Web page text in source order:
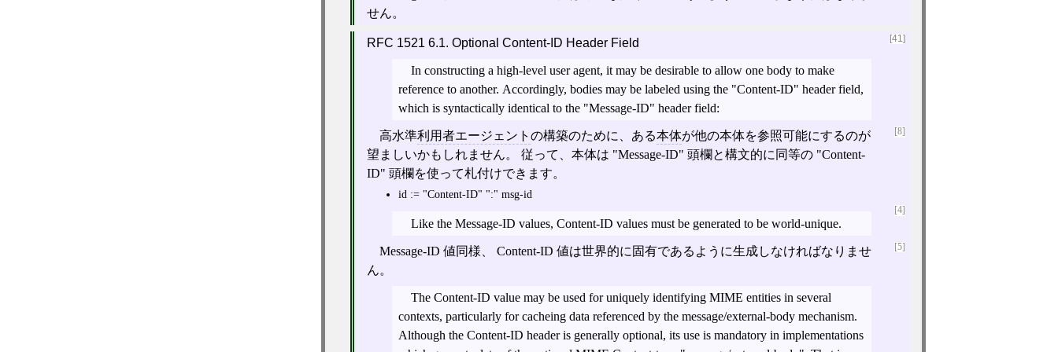
せん。
[41]
RFC 1521 6.1. Optional Content-ID Header Field
In constructing a high-level user agent, it may be desirable to allow one body to make
reference to another. Accordingly, bodies may be labeled using the "Content-ID" header field,
which is syntactically identical to the "Message-ID" header field:
[8]
高水準利用者エージェント の構築のために、ある本体が他の本体を参照可能にするのが
望ましいかもしれません。 従って、本体は "Message-ID" 頭欄と構文的に同等の "Content-
ID" 頭欄を使って札付けできます。
[4]
id := "Content-ID" ":" msg-id
Like the Message-ID values, Content-ID values must be generated to be world-unique.
[5]
Message-ID 値同様、 Content-ID 値は世界的に固有であるように生成しなければなりませ
ん。
The Content-ID value may be used for uniquely identifying MIME entities in several
contexts, particularly for cacheing data referenced by the message/external-body mechanism.
Although the Content-ID header is generally optional, its use is mandatory in implementations